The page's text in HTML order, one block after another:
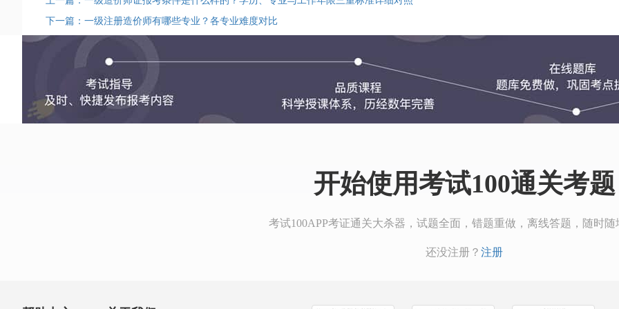
下一篇：一级注册造价师有哪些专业？各专业难度对比
开始使用考试100通关考题
考试100APP考证通关大杀器，试题全面，错题重做，离线答题，随时随
还没注册？ 注册